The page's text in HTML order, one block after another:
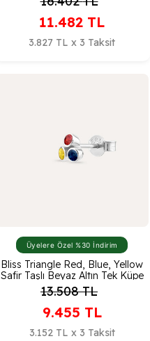
11.482 TL
3.827 TL x 3 Taksit
Üyelere Özel %30 İndirim
Bliss Triangle Red, Blue, Yellow
Safir Taşlı Beyaz Altın Tek Küpe
13.508TL
9.455 TL
3.152 TL x 3 Taksit